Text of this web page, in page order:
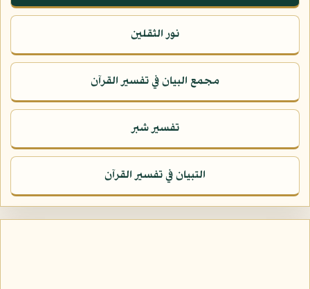
نور الثقلين
مجمع البيان في تفسير القرآن
تفسير شبر
التبيان في تفسير القرآن